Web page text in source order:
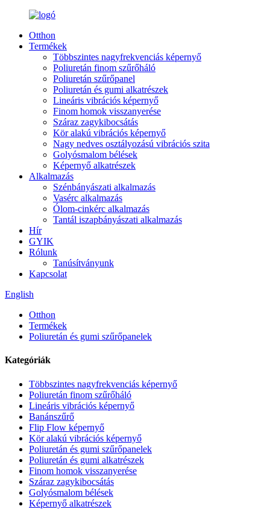
Otthon
Termékek
Többszintes nagyfrekvenciás képernyő
Poliuretán finom szűrőháló
Poliuretán szűrőpanel
Poliuretán és gumi alkatrészek
Lineáris vibrációs képernyő
Finom homok visszanyerése
Száraz zagykibocsátás
Kör alakú vibrációs képernyő
Nagy nedves osztályozású vibrációs szita
Golyósmalom bélések
Képernyő alkatrészek
Alkalmazás
Szénbányászati ​​alkalmazás
Vasérc alkalmazás
Ólom-cinkérc alkalmazás
Tantál iszapbányászati ​​alkalmazás
Hír
GYIK
Rólunk
Tanúsítványunk
Kapcsolat
English
Otthon
Termékek
Poliuretán és gumi szűrőpanelek
Kategóriák
Többszintes nagyfrekvenciás képernyő
Poliuretán finom szűrőháló
Lineáris vibrációs képernyő
Banánszűrő
Flip Flow képernyő
Kör alakú vibrációs képernyő
Poliuretán és gumi szűrőpanelek
Poliuretán és gumi alkatrészek
Finom homok visszanyerése
Száraz zagykibocsátás
Golyósmalom bélések
Képernyő alkatrészek